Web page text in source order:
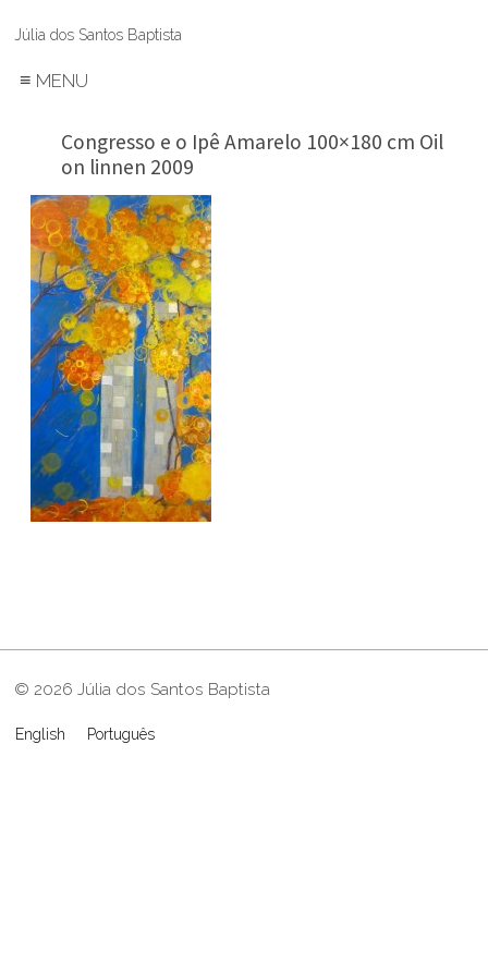
Júlia dos Santos Baptista
≡ MENU
Congresso e o Ipê Amarelo 100×180 cm Oil
on linnen 2009
© 2026 Júlia dos Santos Baptista
English Português